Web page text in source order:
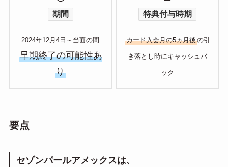
期間
2024年12月4日～当面の間
早期終了の可能性あ
り
特典付与時期
カード入会月の5ヵ月後の引
き落とし時にキャッシュバ
ック
要点
セゾンパールアメックスは、